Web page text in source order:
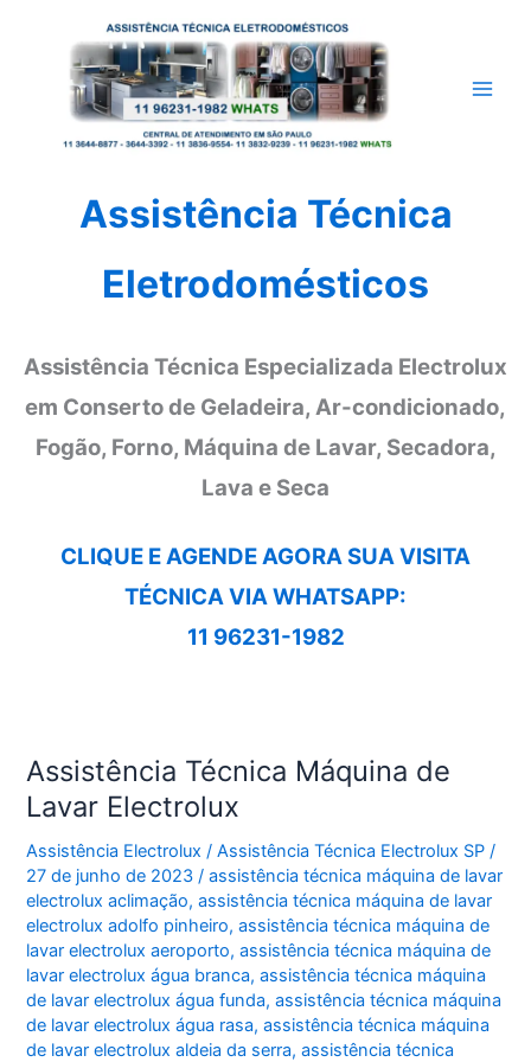
conteúdo
Assistência Técnica
Eletrodomésticos
Assistência Técnica Especializada Electrolux
em Conserto de Geladeira, Ar-condicionado,
Fogão, Forno, Máquina de Lavar, Secadora,
Lava e Seca
CLIQUE E AGENDE AGORA SUA VISITA
TÉCNICA VIA WHATSAPP:
11 96231-1982
Assistência Técnica Máquina de
Lavar Electrolux
Assistência Electrolux /Assistência Técnica Electrolux SP/
27 de junho de 2023/assistência técnica máquina de lavar
electrolux aclimação,assistência técnica máquina de lavar
electrolux adolfo pinheiro,assistência técnica máquina de
lavar electrolux aeroporto,assistência técnica máquina de
lavar electrolux água branca,assistência técnica máquina
de lavar electrolux água funda,assistência técnica máquina
de lavar electrolux água rasa,assistência técnica máquina
de lavar electrolux aldeia da serra,assistência técnica